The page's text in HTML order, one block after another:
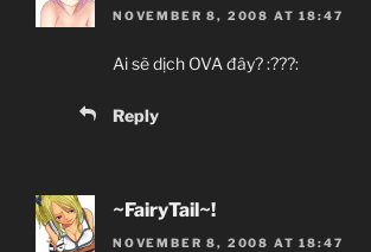
NOVEMBER 8, 2008 AT 18:47
Ai sẽ dịch OVA đây? :???:
Reply
~FairyTail~!
NOVEMBER 8, 2008 AT 18:47